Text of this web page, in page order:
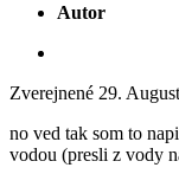
Autor
Zverejnené 29.
no ved tak som to
vodou (presli z vody